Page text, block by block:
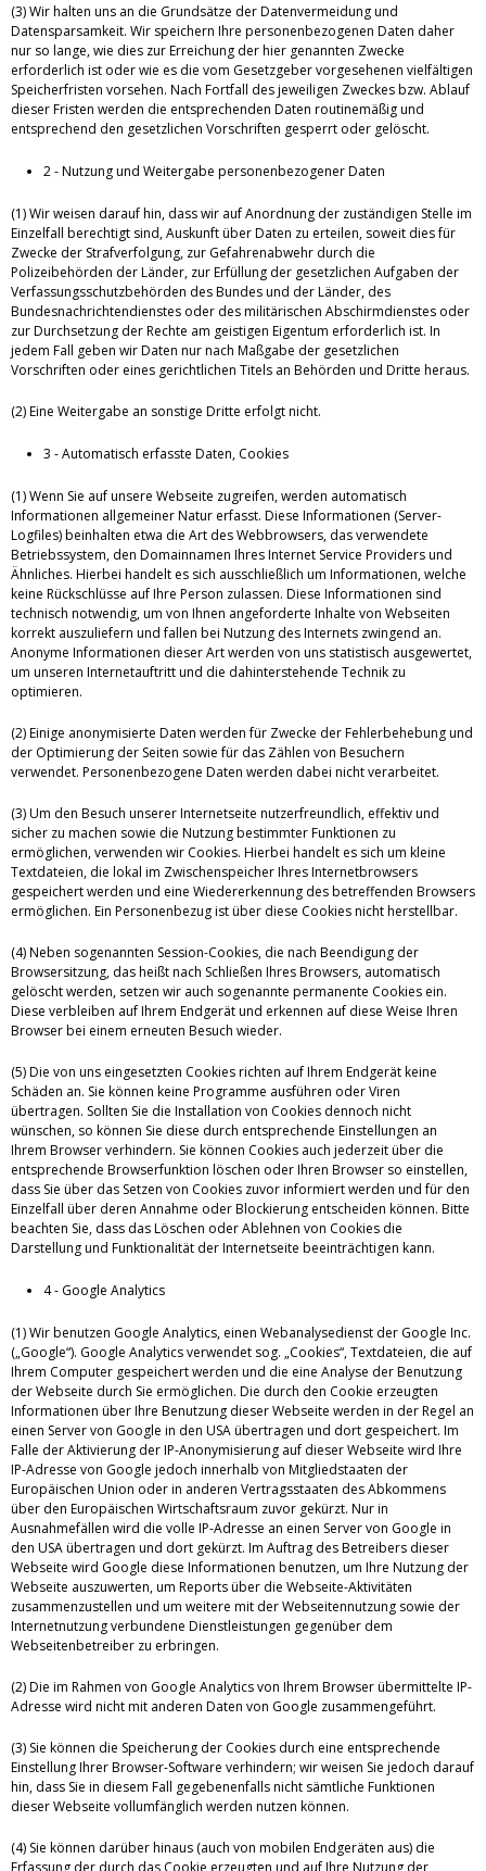
(3) Wir halten uns an die Grundsätze der Datenvermeidung und
Datensparsamkeit. Wir speichern Ihre personenbezogenen Daten daher
nur so lange, wie dies zur Erreichung der hier genannten Zwecke
erforderlich ist oder wie es die vom Gesetzgeber vorgesehenen vielfältigen
Speicherfristen vorsehen. Nach Fortfall des jeweiligen Zweckes bzw. Ablauf
dieser Fristen werden die entsprechenden Daten routinemäßig und
entsprechend den gesetzlichen Vorschriften gesperrt oder gelöscht.
2 - Nutzung und Weitergabe personenbezogener Daten
(1) Wir weisen darauf hin, dass wir auf Anordnung der zuständigen Stelle im
Einzelfall berechtigt sind, Auskunft über Daten zu erteilen, soweit dies für
Zwecke der Strafverfolgung, zur Gefahrenabwehr durch die
Polizeibehörden der Länder, zur Erfüllung der gesetzlichen Aufgaben der
Verfassungsschutzbehörden des Bundes und der Länder, des
Bundesnachrichtendienstes oder des militärischen Abschirmdienstes oder
zur Durchsetzung der Rechte am geistigen Eigentum erforderlich ist. In
jedem Fall geben wir Daten nur nach Maßgabe der gesetzlichen
Vorschriften oder eines gerichtlichen Titels an Behörden und Dritte heraus.
(2) Eine Weitergabe an sonstige Dritte erfolgt nicht.
3 - Automatisch erfasste Daten, Cookies
(1) Wenn Sie auf unsere Webseite zugreifen, werden automatisch
Informationen allgemeiner Natur erfasst. Diese Informationen (Server-
Logfiles) beinhalten etwa die Art des Webbrowsers, das verwendete
Betriebssystem, den Domainnamen Ihres Internet Service Providers und
Ähnliches. Hierbei handelt es sich ausschließlich um Informationen, welche
keine Rückschlüsse auf Ihre Person zulassen. Diese Informationen sind
technisch notwendig, um von Ihnen angeforderte Inhalte von Webseiten
korrekt auszuliefern und fallen bei Nutzung des Internets zwingend an.
Anonyme Informationen dieser Art werden von uns statistisch ausgewertet,
um unseren Internetauftritt und die dahinterstehende Technik zu
optimieren.
(2) Einige anonymisierte Daten werden für Zwecke der Fehlerbehebung und
der Optimierung der Seiten sowie für das Zählen von Besuchern
verwendet. Personenbezogene Daten werden dabei nicht verarbeitet.
(3) Um den Besuch unserer Internetseite nutzerfreundlich, effektiv und
sicher zu machen sowie die Nutzung bestimmter Funktionen zu
ermöglichen, verwenden wir Cookies. Hierbei handelt es sich um kleine
Textdateien, die lokal im Zwischenspeicher Ihres Internetbrowsers
gespeichert werden und eine Wiedererkennung des betreffenden Browsers
ermöglichen. Ein Personenbezug ist über diese Cookies nicht herstellbar.
(4) Neben sogenannten Session-Cookies, die nach Beendigung der
Browsersitzung, das heißt nach Schließen Ihres Browsers, automatisch
gelöscht werden, setzen wir auch sogenannte permanente Cookies ein.
Diese verbleiben auf Ihrem Endgerät und erkennen auf diese Weise Ihren
Browser bei einem erneuten Besuch wieder.
(5) Die von uns eingesetzten Cookies richten auf Ihrem Endgerät keine
Schäden an. Sie können keine Programme ausführen oder Viren
übertragen. Sollten Sie die Installation von Cookies dennoch nicht
wünschen, so können Sie diese durch entsprechende Einstellungen an
Ihrem Browser verhindern. Sie können Cookies auch jederzeit über die
entsprechende Browserfunktion löschen oder Ihren Browser so einstellen,
dass Sie über das Setzen von Cookies zuvor informiert werden und für den
Einzelfall über deren Annahme oder Blockierung entscheiden können. Bitte
beachten Sie, dass das Löschen oder Ablehnen von Cookies die
Darstellung und Funktionalität der Internetseite beeinträchtigen kann.
4 - Google Analytics
(1) Wir benutzen Google Analytics, einen Webanalysedienst der Google Inc.
(„Google“). Google Analytics verwendet sog. „Cookies“, Textdateien, die auf
Ihrem Computer gespeichert werden und die eine Analyse der Benutzung
der Webseite durch Sie ermöglichen. Die durch den Cookie erzeugten
Informationen über Ihre Benutzung dieser Webseite werden in der Regel an
einen Server von Google in den USA übertragen und dort gespeichert. Im
Falle der Aktivierung der IP-Anonymisierung auf dieser Webseite wird Ihre
IP-Adresse von Google jedoch innerhalb von Mitgliedstaaten der
Europäischen Union oder in anderen Vertragsstaaten des Abkommens
über den Europäischen Wirtschaftsraum zuvor gekürzt. Nur in
Ausnahmefällen wird die volle IP-Adresse an einen Server von Google in
den USA übertragen und dort gekürzt. Im Auftrag des Betreibers dieser
Webseite wird Google diese Informationen benutzen, um Ihre Nutzung der
Webseite auszuwerten, um Reports über die Webseite-Aktivitäten
zusammenzustellen und um weitere mit der Webseitennutzung sowie der
Internetnutzung verbundene Dienstleistungen gegenüber dem
Webseitenbetreiber zu erbringen.
(2) Die im Rahmen von Google Analytics von Ihrem Browser übermittelte IP-
Adresse wird nicht mit anderen Daten von Google zusammengeführt.
(3) Sie können die Speicherung der Cookies durch eine entsprechende
Einstellung Ihrer Browser-Software verhindern; wir weisen Sie jedoch darauf
hin, dass Sie in diesem Fall gegebenenfalls nicht sämtliche Funktionen
dieser Webseite vollumfänglich werden nutzen können.
(4) Sie können darüber hinaus (auch von mobilen Endgeräten aus) die
Erfassung der durch das Cookie erzeugten und auf Ihre Nutzung der